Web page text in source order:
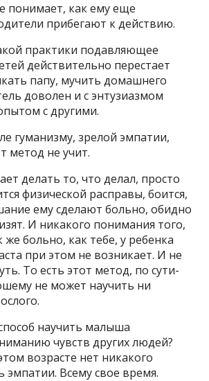
понимает, как ему еще
прибегают к действию.
практики подавляющее
действительно перестает
папу, мучить домашнего
доволен и с энтузиазмом
с другими.
гуманизму, зрелой эмпатии,
метод не учит.
делать то, что делал, просто
физической расправы, боится,
ему сделают больно, обидно
И никакого понимания того,
же больно, как тебе, у ребенка
при этом не возникает. И не
То есть этот метод, по сути-
не может научить ни
научить малыша
чувств других людей?
возрасте нет никакого
эмпатии. Всему свое время.